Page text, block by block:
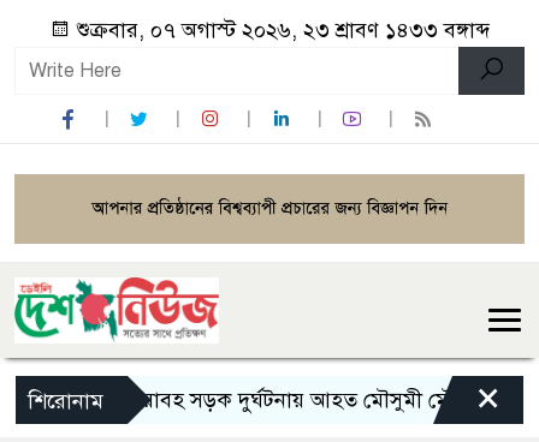
শুক্রবার, ০৭ অগাস্ট ২০২৬, ২৩ শ্রাবণ ১৪৩৩ বঙ্গাব্দ
শিরোনামভয়াবহ সড়ক দুর্ঘটনায় আহত মৌসুমী মৌ ×